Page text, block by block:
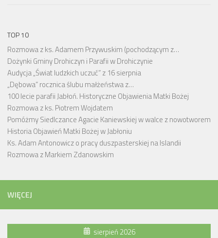
TOP 10
Rozmowa z ks. Adamem Przywuskim (pochodzącym z…
Dożynki Gminy Drohiczyn i Parafii w Drohiczynie
Audycja „Świat ludzkich uczuć” z 16 sierpnia
„Dębowa” rocznica ślubu małżeństwa z…
100 lecie parafii Jabłoń. Historyczne Objawienia Matki Bożej
Rozmowa z ks. Piotrem Wojdatem
Pomóżmy Siedlczance Agacie Kaniewskiej w walce z nowotworem
Historia Objawień Matki Bożej w Jabłoniu
Ks. Adam Antonowicz o pracy duszpasterskiej na Islandii
Rozmowa z Markiem Zdanowskim
WIĘCEJ
sierpień 2026